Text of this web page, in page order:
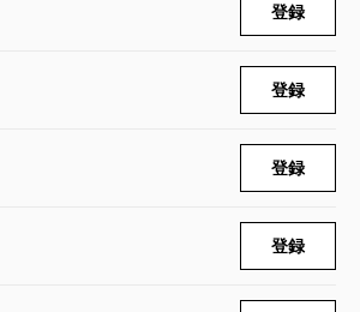
登録
登録
登録
登録